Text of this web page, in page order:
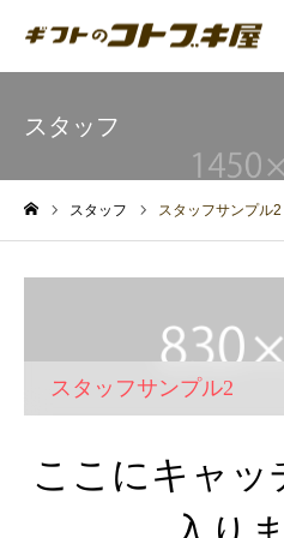
スタッフ
スタッフ スタッフサンプル2
スタッフサンプル2
ここにキャッ